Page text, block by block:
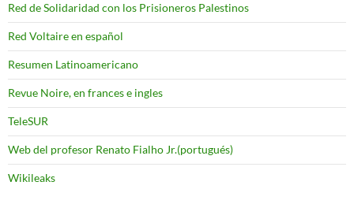
Red de Solidaridad con los Prisioneros Palestinos
Red Voltaire en español
Resumen Latinoamericano
Revue Noire, en frances e ingles
TeleSUR
Web del profesor Renato Fialho Jr.(portugués)
Wikileaks